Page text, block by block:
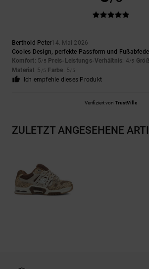
Berthold Peter14. Mai 2026
Cooles Design, perfekte Passform und
Komfort: 5/5 Preis-Leistungs-Verhältnis: 4/5
Material : 5 /5 Farbe: 5/5
Ich empfehle dieses Produkt
Verifiziert von TrustVille
ZULETZT ANGESEHENE